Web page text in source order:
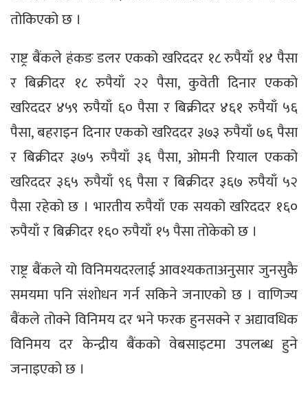
तोकिएको छ ।
राष्ट्र बैंकले हंकङ डलर एकको खरिददर १८ रुपैयाँ १४ पैसा
र बिक्रीदर १८ रुपैयाँ २२ पैसा, कुवेती दिनार एकको
खरिददर ४५९ रुपैयाँ ६० पैसा र बिक्रीदर ४६१ रुपैयाँ ५६
पैसा, बहराइन दिनार एकको खरिददर ३७३ रुपैयाँ ७६ पैसा
र बिक्रीदर ३७५ रुपैयाँ ३६ पैसा, ओमनी रियाल एकको
खरिददर ३६५ रुपैयाँ ९६ पैसा र बिक्रीदर ३६७ रुपैयाँ ५२
पैसा रहेको छ । भारतीय रुपैयाँ एक सयको खरिददर १६०
रुपैयाँ र बिक्रीदर १६० रुपैयाँ १५ पैसा तोकेको छ ।
राष्ट्र बैंकले यो विनिमयदरलाई आवश्यकताअनुसार जुनसुकै
समयमा पनि संशोधन गर्न सकिने जनाएको छ । वाणिज्य
बैंकले तोक्ने विनिमय दर भने फरक हुनसक्ने र अद्यावधिक
विनिमय दर केन्द्रीय बैंकको वेबसाइटमा उपलब्ध हुने
जनाइएको छ ।